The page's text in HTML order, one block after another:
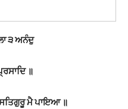
੩ ਅਨੰਦੁ
॥
ਮੈ ਪਾਇਆ ॥